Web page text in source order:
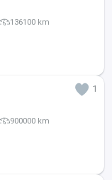
136100 km
1
900000 km